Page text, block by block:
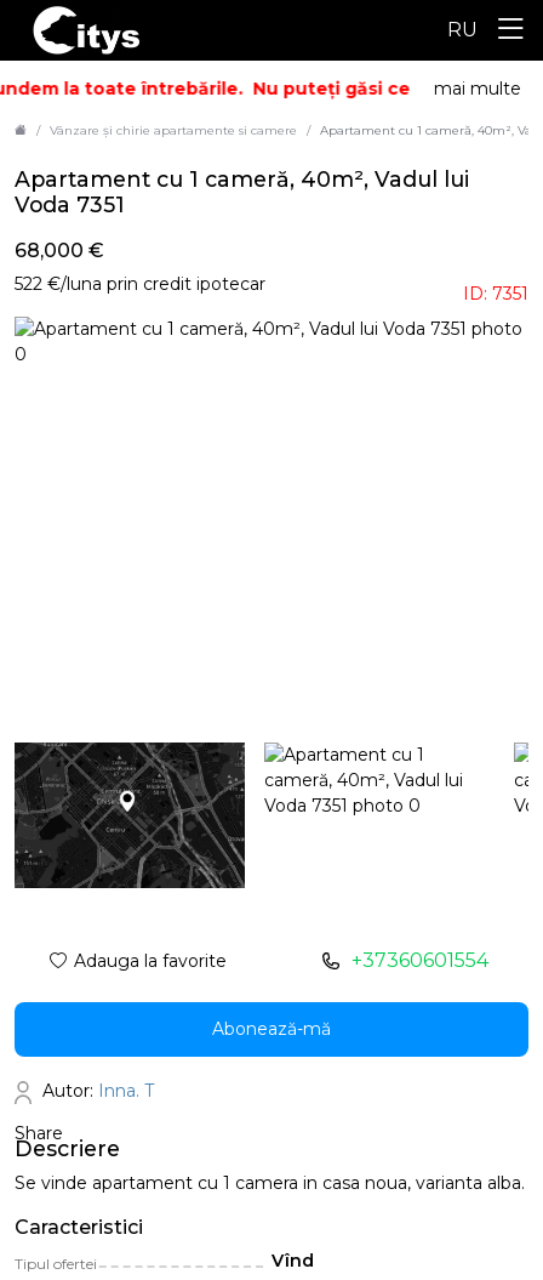
RU
la toate întrebările. Nu puteți găsi ceea ce căutați?
mai multe
Vânzare și chirie apartamente si camere Apartament cu 1 cameră, 40m²,
Descriere
Se vinde apartament cu 1 camera in casa noua, varianta alba.
Caracteristici
Tipul ofertei Vînd
Apartament cu 1 cameră, 40m², Vadul lui
Voda 7351
ID: 7351
68,000 €
522 €/luna prin credit ipotecar
Adauga la favorite +37360601554
Abonează-mă
Autor: Inna. T
Share